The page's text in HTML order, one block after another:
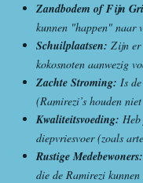
Zandbodem of Fijn
kunnen "happen" naar
Schuilplaatsen: Zijn er
kokosnoten aanwezig
Zachte Stroming: Is
(Ramirezi’s houden
Kwaliteitsvoeding:
diepvriesvoer (zoals
Rustige Medebewoners:
die de Ramirezi